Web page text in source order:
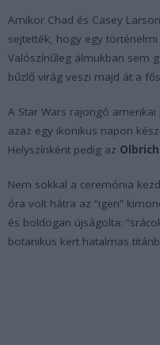
Amikor Chad és Casey
sejtették, hogy egy
Valószínűleg álmukban sem
bűzlő virág veszi majd át a
A Star Wars rajongó
azaz egy ikonikus napon
Helyszínként pedig az
Nem sokkal a ceremónia
óra volt hátra az “igen”
és boldogan újságolta:
botanikus kert hatalmas